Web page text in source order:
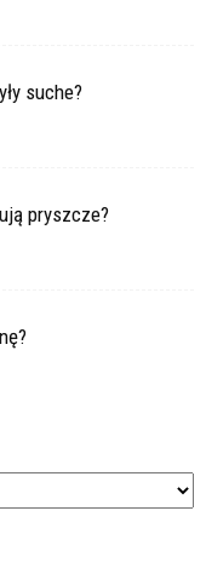
suche?
pryszcze?